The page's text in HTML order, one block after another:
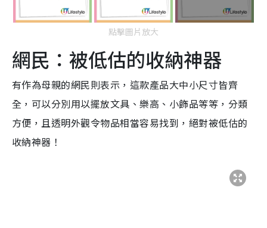
點擊圖片放大
網民：被低估的收納神器
有作為母親的網民則表示，這款產品大中小尺寸皆齊
全，可以分別用以擺放文具、樂高、小飾品等等，分類
方便，且透明外觀令物品相當容易找到，絕對被低估的
收納神器！